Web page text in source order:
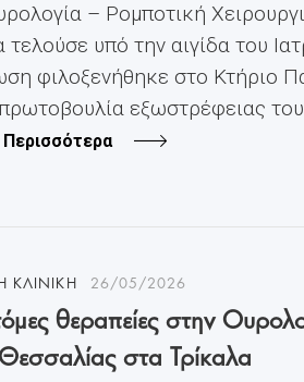
– Ρομποτική
τελούσε υπό την αιγίδα του
φιλοξενήθηκε στο Κτήριο
εξωστρέφειας
ΚΛΙΝΙΚΗ 26/05/2026
θεραπείες στην
στα Τρίκαλα